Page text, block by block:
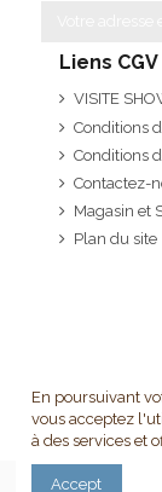
Liens CGV
VISITE
Conditions
Conditions
Contactez-
Magasin et
Plan du site
En poursuivant
vous acceptez
à des services et
Accept